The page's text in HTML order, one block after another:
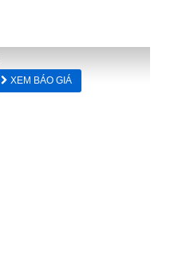
XEM BÁO GIÁ